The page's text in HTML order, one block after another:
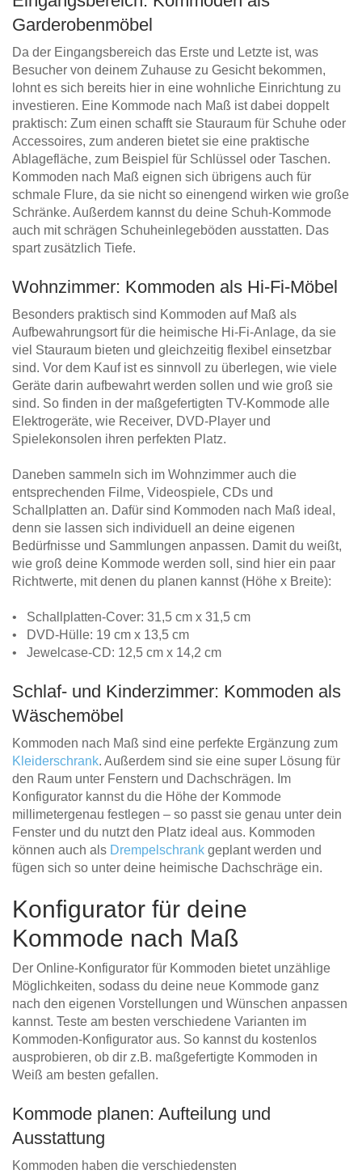
Garderobenmöbel
Da der Eingangsbereich das Erste und Letzte ist, was
Besucher von deinem Zuhause zu Gesicht bekommen,
lohnt es sich bereits hier in eine wohnliche Einrichtung zu
investieren. Eine Kommode nach Maß ist dabei doppelt
praktisch: Zum einen schafft sie Stauraum für Schuhe oder
Accessoires, zum anderen bietet sie eine praktische
Ablagefläche, zum Beispiel für Schlüssel oder Taschen.
Kommoden nach Maß eignen sich übrigens auch für
schmale Flure, da sie nicht so einengend wirken wie große
Schränke. Außerdem kannst du deine Schuh-Kommode
auch mit schrägen Schuheinlegeböden ausstatten. Das
spart zusätzlich Tiefe.
Wohnzimmer: Kommoden als Hi-Fi-Möbel
Besonders praktisch sind Kommoden auf Maß als
Aufbewahrungsort für die heimische Hi-Fi-Anlage, da sie
viel Stauraum bieten und gleichzeitig flexibel einsetzbar
sind. Vor dem Kauf ist es sinnvoll zu überlegen, wie viele
Geräte darin aufbewahrt werden sollen und wie groß sie
sind. So finden in der maßgefertigten TV-Kommode alle
Elektrogeräte, wie Receiver, DVD-Player und
Spielekonsolen ihren perfekten Platz.
Daneben sammeln sich im Wohnzimmer auch die
entsprechenden Filme, Videospiele, CDs und
Schallplatten an. Dafür sind Kommoden nach Maß ideal,
denn sie lassen sich individuell an deine eigenen
Bedürfnisse und Sammlungen anpassen. Damit du weißt,
wie groß deine Kommode werden soll, sind hier ein paar
Richtwerte, mit denen du planen kannst (Höhe x Breite):
• Schallplatten-Cover: 31,5 cm x 31,5 cm
• DVD-Hülle: 19 cm x 13,5 cm
• Jewelcase-CD: 12,5 cm x 14,2 cm
Schlaf- und Kinderzimmer: Kommoden als
Wäschemöbel
Kommoden nach Maß sind eine perfekte Ergänzung zum
Kleiderschrank. Außerdem sind sie eine super Lösung für
den Raum unter Fenstern und Dachschrägen. Im
Konfigurator kannst du die Höhe der Kommode
millimetergenau festlegen – so passt sie genau unter dein
Fenster und du nutzt den Platz ideal aus. Kommoden
können auch als Drempelschrank geplant werden und
fügen sich so unter deine heimische Dachschräge ein.
Konfigurator für deine
Kommode nach Maß
Der Online-Konfigurator für Kommoden bietet unzählige
Möglichkeiten, sodass du deine neue Kommode ganz
nach den eigenen Vorstellungen und Wünschen anpassen
kannst. Teste am besten verschiedene Varianten im
Kommoden-Konfigurator aus. So kannst du kostenlos
ausprobieren, ob dir z.B. maßgefertigte Kommoden in
Weiß am besten gefallen.
Kommode planen: Aufteilung und
Ausstattung
Kommoden haben die verschiedensten